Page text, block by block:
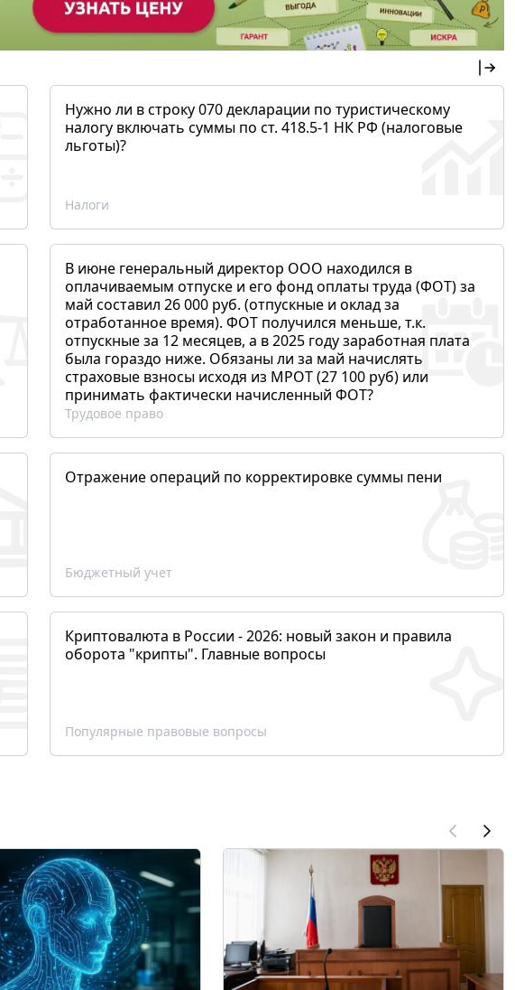
Нужно ли в строку 070 декларации по туристическому
налогу включать суммы по ст. 418.5-1 НК РФ (налоговые
льготы)?
Налоги
В июне генеральный директор ООО находился в
оплачиваемым отпуске и его фонд оплаты труда (ФОТ) за
май составил 26 000 руб. (отпускные и оклад за
отработанное время). ФОТ получился меньше, т.к.
отпускные за 12 месяцев, а в 2025 году заработная плата
была гораздо ниже. Обязаны ли за май начислять
страховые взносы исходя из МРОТ (27 100 руб) или
принимать фактически начисленный ФОТ?
Трудовое право
Отражение операций по корректировке суммы пени
Бюджетный учет
Криптовалюта в России - 2026: новый закон и правила
оборота "крипты". Главные вопросы
Популярные правовые вопросы